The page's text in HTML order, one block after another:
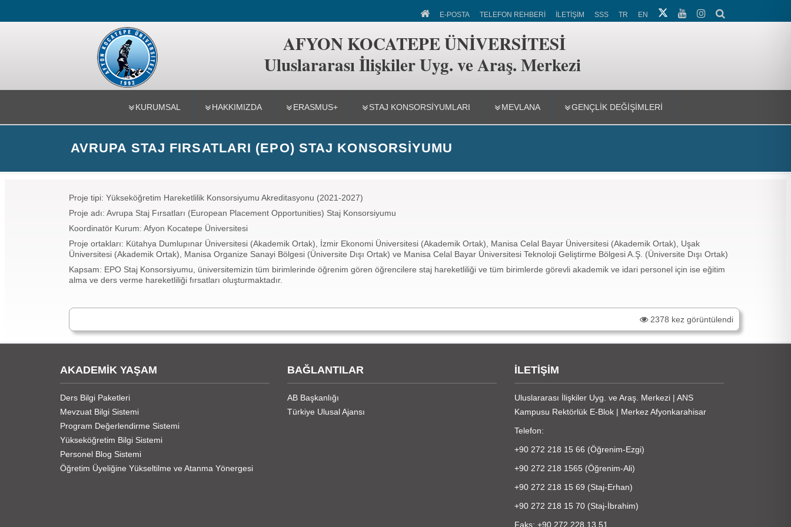
Uluslararası İlişkiler Uyg. ve Araş. Merkezi
E-POSTA TELEFON REHBERİ İLETİŞİM SSS TR EN
AFYON KOCATEPE ÜNİVERSİTESİ
Uluslararası İlişkiler Uyg. ve Araş. Merkezi
KURUMSAL HAKKIMIZDA ERASMUS+ STAJ KONSORSIYUMLARI MEVLANA GENÇLIK DEĞIŞIMLERI
AVRUPA STAJ FIRSATLARI (EPO) STAJ KONSORSIYUMU
Proje tipi: Yükseköğretim Hareketlilik Konsorsiyumu Akreditasyonu (2021-2027)
Proje adı: Avrupa Staj Fırsatları (European Placement Opportunities) Staj Konsorsiyumu
Koordinatör Kurum: Afyon Kocatepe Üniversitesi
Proje ortakları: Kütahya Dumlupınar Üniversitesi (Akademik Ortak), İzmir Ekonomi Üniversitesi (Akademik Ortak), Manisa Celal Bayar Üniversitesi (Akademik Ortak), Uşak
Üniversitesi (Akademik Ortak), Manisa Organize Sanayi Bölgesi (Üniversite Dışı Ortak) ve Manisa Celal Bayar Üniversitesi Teknoloji Geliştirme Bölgesi A.Ş. (Üniversite Dışı Ortak)
Kapsam: EPO Staj Konsorsiyumu, üniversitemizin tüm birimlerinde öğrenim gören öğrencilere staj hareketliliği ve tüm birimlerde görevli akademik ve idari personel için ise eğitim
alma ve ders verme hareketliliği fırsatları oluşturmaktadır.
2378 kez görüntülendi
AKADEMİK YAŞAM
Ders Bilgi Paketleri
Mevzuat Bilgi Sistemi
Program Değerlendirme Sistemi
Yükseköğretim Bilgi Sistemi
Personel Blog Sistemi
Öğretim Üyeliğine Yükseltilme ve Atanma Yönergesi
BAĞLANTILAR
AB Başkanlığı
Türkiye Ulusal Ajansı
İLETİŞİM
Uluslararası İlişkiler Uyg. ve Araş. Merkezi | ANS
Kampusu Rektörlük E-Blok | Merkez Afyonkarahisar
Telefon:
+90 272 218 15 66 (Öğrenim-Ezgi)
+90 272 218 1565 (Öğrenim-Ali)
+90 272 218 15 69 (Staj-Erhan)
+90 272 218 15 70 (Staj-İbrahim)
Faks: +90 272 228 13 51